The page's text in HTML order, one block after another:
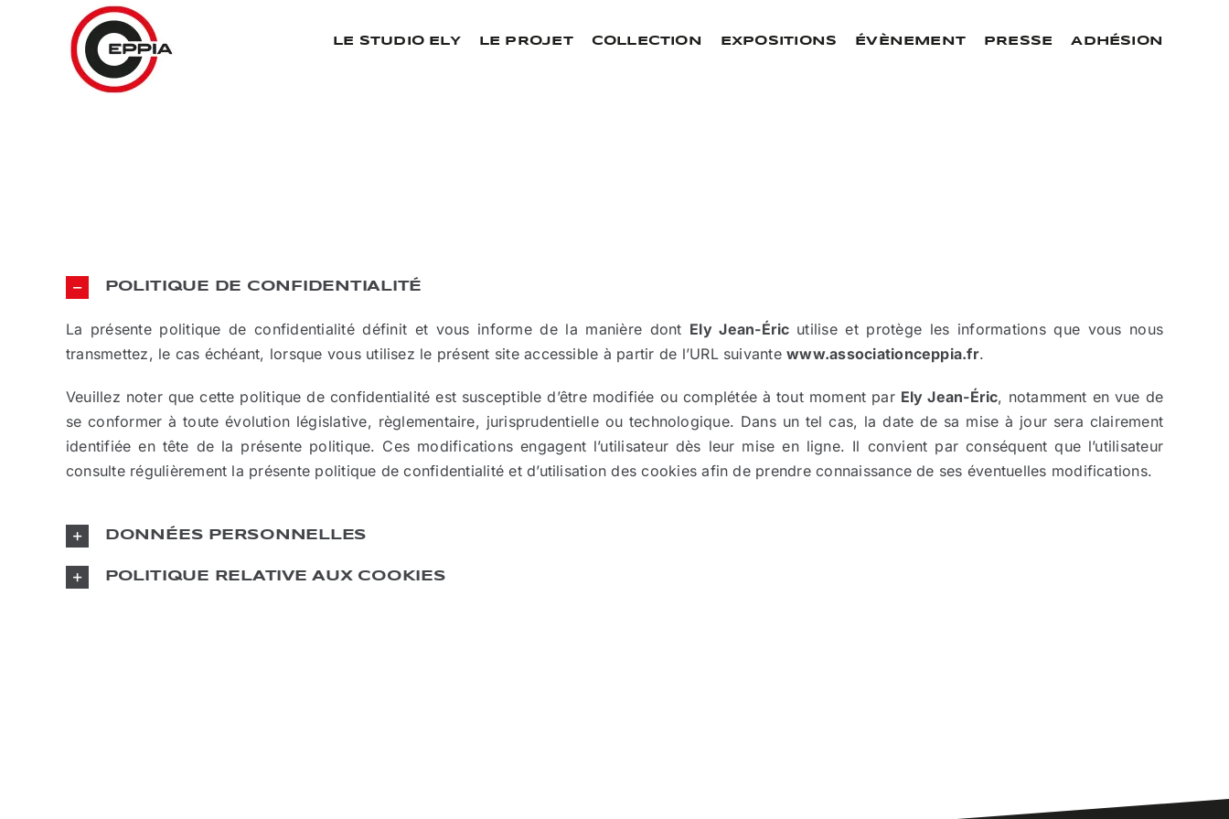
LE STUDIO ELY LE PROJET COLLECTION EXPOSITIONS ÉVÈNEMENT PRESSE ADHÉSION
POLITIQUE DE CONFIDENTIALITÉ
La présente politique de confidentialité définit et vous informe de la manière dont Ely Jean-Éric utilise et protège les informations que vous nous
transmettez, le cas échéant, lorsque vous utilisez le présent site accessible à partir de l’URL suivantewww.associationceppia.fr.
Veuillez noter que cette politique de confidentialité est susceptible d’être modifiée ou complétée à tout moment par Ely Jean-Éric, notamment en vue de
se conformer à toute évolution législative, règlementaire, jurisprudentielle ou technologique. Dans un tel cas, la date de sa mise à jour sera clairement
identifiée en tête de la présente politique. Ces modifications engagent l’utilisateur dès leur mise en ligne. Il convient par conséquent que l’utilisateur
consulte régulièrement la présente politique de confidentialité et d’utilisation des cookies afin de prendre connaissance de ses éventuelles modifications.
DONNÉES PERSONNELLES
POLITIQUE RELATIVE AUX COOKIES